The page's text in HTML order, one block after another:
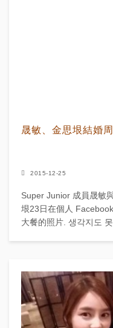
晟敏、金思垠結婚
2015-12-25
Super Junior 成員晟敏
垠23日在個人
大餐的照片. 생각지도